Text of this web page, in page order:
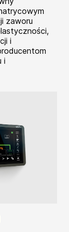
zaworu
i
i